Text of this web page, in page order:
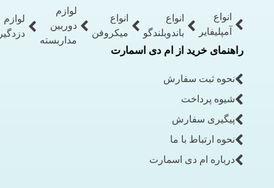
انواع
آمپلیفایر
انواع
باندوبلندگو
انواع
میکروفن
لوازم
دوربین
مداربسته
لوازم
دزدگیر
راهنمای خرید از ام دی اسمارت
نحوه ثبت سفارش
شیوه پرداخت
پیگیری سفارش
نحوه ارتباط با ما
درباره ام دی اسمارت